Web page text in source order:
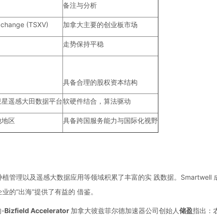
备注与分析
(TSXV) 加拿大主要的创业板市场
走势保持平稳
具备合理的股权资本结构
遥感大田数据平台软硬件结合，算法驱动
区 具备跨国服务能力与国际化视野
管理以及遥感大数据应用等领域积累了丰富的实 践数据。Smartwell
的“出海”提供了有益的 借鉴。
-Bizfield Accelerator 加拿大彼兹菲尔德加速器公司创始人储盈指出：